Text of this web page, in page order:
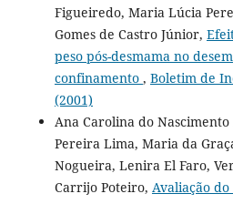
Figueiredo, Maria Lúcia
Gomes de Castro Júnior,
peso pós-desmama no
confinamento , Boletim de
(2001)
Ana Carolina do
Pereira Lima, Maria da
Nogueira, Lenira El Faro,
Carrijo Poteiro, Avaliação